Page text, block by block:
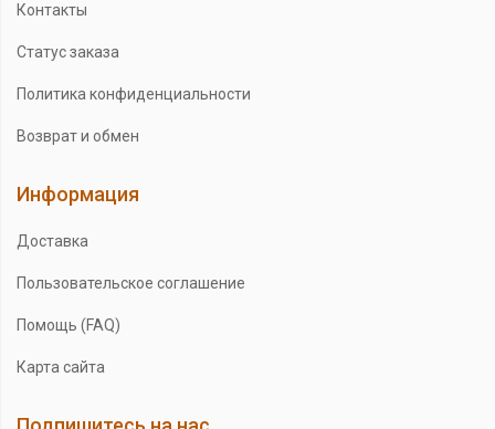
Контакты
Статус заказа
Политика конфиденциальности
Возврат и обмен
Информация
Доставка
Пользовательское соглашение
Помощь (FAQ)
Карта сайта